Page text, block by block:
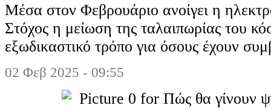
Μέσα στον Φεβρουάριο ανοίγει η
Στόχος η μείωση της ταλαιπωρίας του
εξωδικαστικό τρόπο για όσους έχουν
02 Φεβ 2025 - 09:55